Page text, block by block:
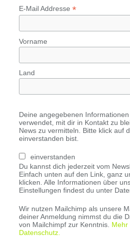
E-Mail Addresse *
Vorname
Land
Deine angegebenen
verwendet, mit dir in Kontakt zu
News zu vermitteln. Bitte klick auf
einverstanden bist.
einverstanden
Du kannst dich jederzeit vom
Einfach unten auf den Link, ganz
klicken. Alle Informationen über
Einstellungen findest du unter
Wir nutzen Mailchimp als unsere
deiner Anmeldung nimmst du die
von Mailchimpf zur Kenntnis. Mehr
Datenschutz.